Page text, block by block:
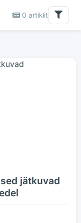
0 artiklit
jätkuvad